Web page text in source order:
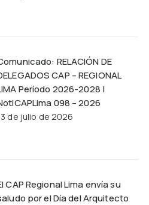
RELACIÓN DE
CAP – REGIONAL
Período 2026-2028 |
098 – 2026
de julio de 2026
CAP Regional Lima envía su
por el Día del Arquitecto